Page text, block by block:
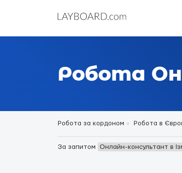
Робота
Робота за кордоном Робота в
За запитом Онлайн-консультант в